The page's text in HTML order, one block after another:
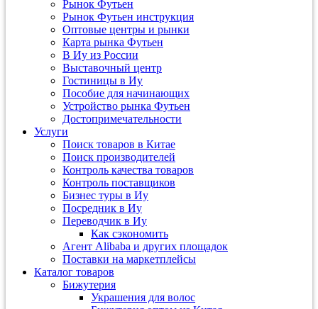
Рынок Футьен
Рынок Футьен инструкция
Оптовые центры и рынки
Карта рынка Футьен
В Иу из России
Выставочный центр
Гостиницы в Иу
Пособие для начинающих
Устройство рынка Футьен
Достопримечательности
Услуги
Поиск товаров в Китае
Поиск производителей
Контроль качества товаров
Контроль поставщиков
Бизнес туры в Иу
Посредник в Иу
Переводчик в Иу
Как сэкономить
Агент Alibaba и других площадок
Поставки на маркетплейсы
Каталог товаров
Бижутерия
Украшения для волос